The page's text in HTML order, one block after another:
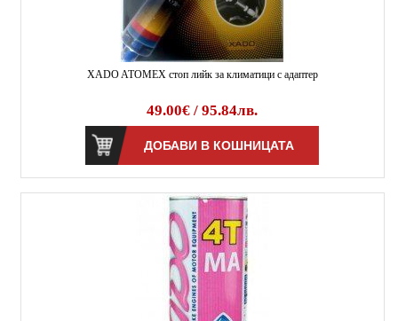
XADO ATOMEX стоп лийк за климатици с адаптер
49.00€ / 95.84лв.